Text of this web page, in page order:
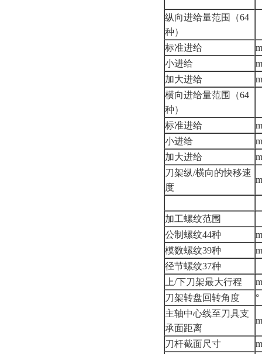
纵向进给量范围（64
种）
标准进给
小进给
加大进给
横向进给量范围（64
种）
标准进给
小进给
加大进给
刀架纵/横向的快移速
度
加工螺纹范围
公制螺纹44种
模数螺纹39种
径节螺纹37种
上/下刀架最大行程
刀架转盘回转角度
°
主轴中心线至刀具支
承面距离
刀杆截面尺寸